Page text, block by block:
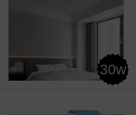
30w